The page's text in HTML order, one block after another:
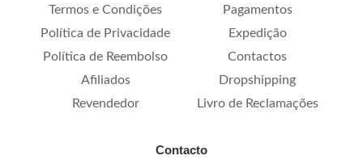
Termos e Condições
Pagamentos
Política de Privacidade
Expedição
Política de Reembolso
Contactos
Afiliados
Dropshipping
Revendedor
Livro de Reclamações
Contacto